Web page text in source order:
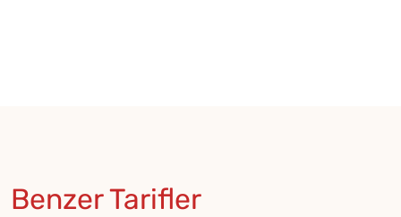
Benzer Tarifler